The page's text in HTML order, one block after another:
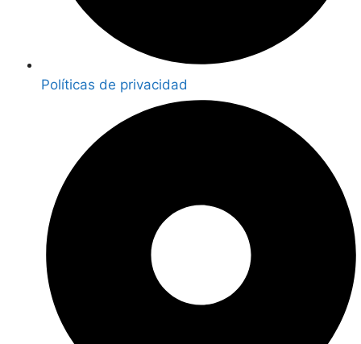
Políticas de privacidad